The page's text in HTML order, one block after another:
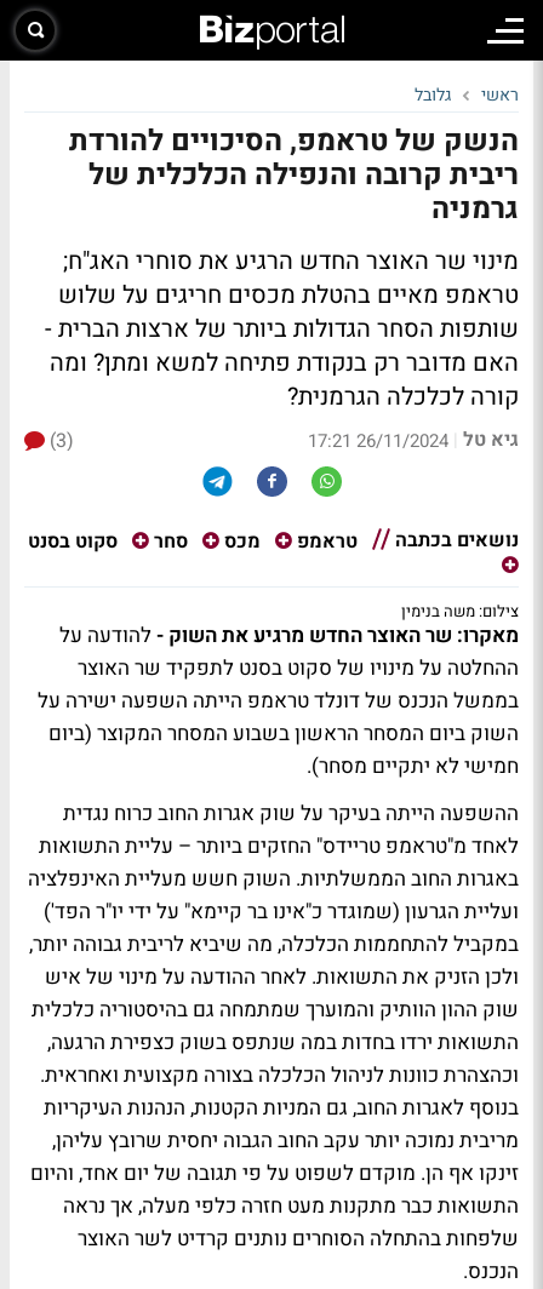
ראשי גלובל
הנשק של טראמפ, הסיכויים להורדת
ריבית קרובה והנפילה הכלכלית של
גרמניה
מינוי שר האוצר החדש הרגיע את סוחרי האג"ח;
טראמפ מאיים בהטלת מכסים חריגים על שלוש
שותפות הסחר הגדולות ביותר של ארצות הברית -
האם מדובר רק בנקודת פתיחה למשא ומתן? ומה
קורה לכלכלה הגרמנית?
גיא טל |
26/11/2024 17:21
(3)
נושאים בכתבה טראמפ מכס סחר סקוט בסנט
צילום: משה בנימין
מאקרו: שר האוצר החדש מרגיע את השוק -להודעה על
ההחלטה על מינויו של סקוט בסנט לתפקיד שר האוצר
בממשל הנכנס של דונלד טראמפ הייתה השפעה ישירה על
השוק ביום המסחר הראשון בשבוע המסחר המקוצר (ביום
חמישי לא יתקיים מסחר).
ההשפעה הייתה בעיקר על שוק אגרות החוב כרוח נגדית
לאחד מ"טראמפ טריידס" החזקים ביותר – עליית התשואות
באגרות החוב הממשלתיות. השוק חשש מעליית האינפלציה
ועליית הגרעון (שמוגדר כ"אינו בר קיימא" על ידי יו"ר הפד')
במקביל להתחממות הכלכלה, מה שיביא לריבית גבוהה יותר,
ולכן הזניק את התשואות. לאחר ההודעה על מינוי של איש
שוק ההון הוותיק והמוערך שמתמחה גם בהיסטוריה כלכלית
התשואות ירדו בחדות במה שנתפס בשוק כצפירת הרגעה,
וכהצהרת כוונות לניהול הכלכלה בצורה מקצועית ואחראית.
בנוסף לאגרות החוב, גם המניות הקטנות, הנהנות העיקריות
מריבית נמוכה יותר עקב החוב הגבוה יחסית שרובץ עליהן,
זינקו אף הן. מוקדם לשפוט על פי תגובה של יום אחד, והיום
התשואות כבר מתקנות מעט חזרה כלפי מעלה, אך נראה
שלפחות בהתחלה הסוחרים נותנים קרדיט לשר האוצר
הנכנס.